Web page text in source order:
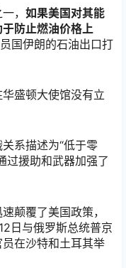
， 如果美国对其能
防止燃油价格上
国伊朗的石油出口打
盛顿大使馆没有立
系描述为“低于零
过援助和武器加强了
颠覆了美国政策，
日与俄罗斯总统普京
在沙特和土耳其举